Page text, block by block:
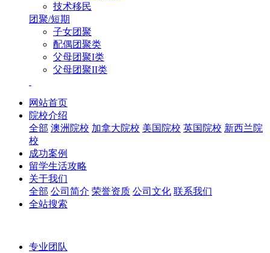
技术移民
团聚/短期
子女团聚
配偶团聚类
父母团聚I类
父母团聚II类
网站首页
院校介绍
全部 澳洲院校 加拿大院校 美国院校 英国院校 新西兰院
校
成功案例
留学生活攻略
关于我们
全部 公司简介 荣誉资质 公司文化 联系我们
全站搜索
专业团队